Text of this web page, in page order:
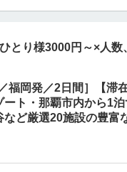
とり様3000円～×人数
岡発／2日間］【滞
ト・那覇市内から1泊
ど厳選20施設の豊富